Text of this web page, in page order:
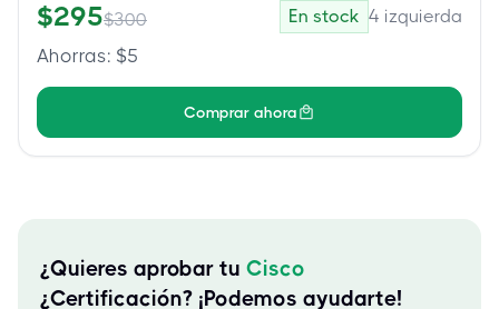
$295$300 En stock 4 izquierda
Ahorras: $5
Comprar ahora
¿Quieres aprobar tu Cisco
¿Certificación? ¡Podemos ayudarte!